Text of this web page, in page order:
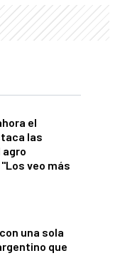
el
las
agro
veo más
una sola
que